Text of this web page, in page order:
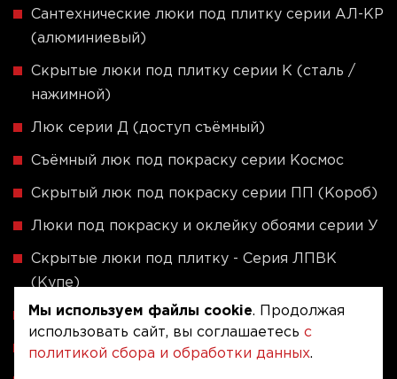
Сантехнические люки под плитку серии АЛ-КР
(алюминиевый)
Скрытые люки под плитку серии K (сталь /
нажимной)
Люк серии Д (доступ съёмный)
Съёмный люк под покраску серии Космос
Скрытый люк под покраску серии ПП (Короб)
Люки под покраску и оклейку обоями серии У
Скрытые люки под плитку - Серия ЛПВК
(Купе)
Ревизионные люки серии A (сталь / присоска)
Напольные люки серии ФЛЮР
Мы используем файлы cookie. Продолжая
использовать сайт, вы соглашаетесь с
политикой сбора и обработки данных.